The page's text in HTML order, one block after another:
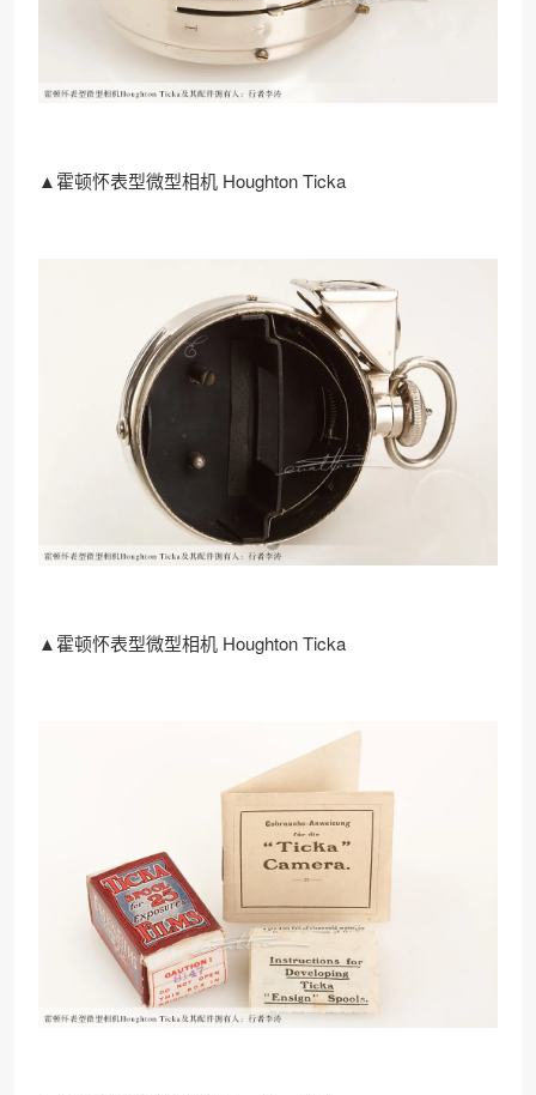
▲霍顿怀表型微型相机 Houghton Ticka
▲霍顿怀表型微型相机 Houghton Ticka